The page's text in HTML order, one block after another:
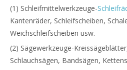
(1) Schleifmittelwerkzeuge-
Kantenräder, Schleifscheiben,
Weichschleifscheiben usw.
(2) Sägewerkzeuge-
Schlauchsägen, Bandsägen,